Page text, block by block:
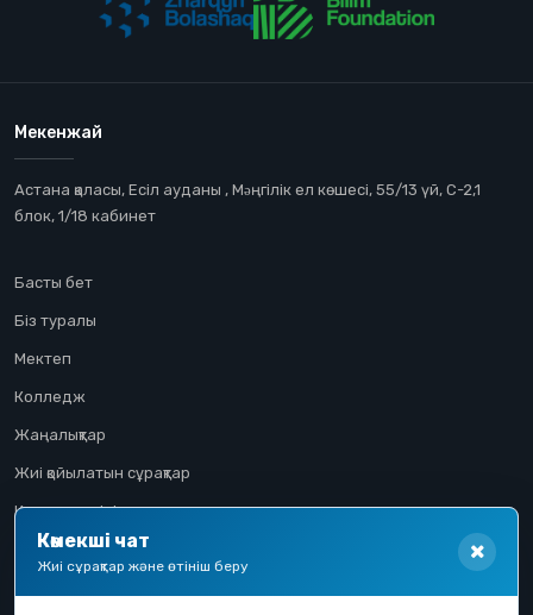
Мекенжай
Астана қаласы, Есіл ауданы , Мəңгілік ел көшесі, 55/13 үй, С-2,1
блок, 1/18 кабинет
Басты бет
Біз туралы
Мектеп
Колледж
Жаңалықтар
Жиі қойылатын сұрақтар
Конкурстық іріктеу
Үміткер жолы
Көмекші чат
Жиі сұрақтар және өтініш беру